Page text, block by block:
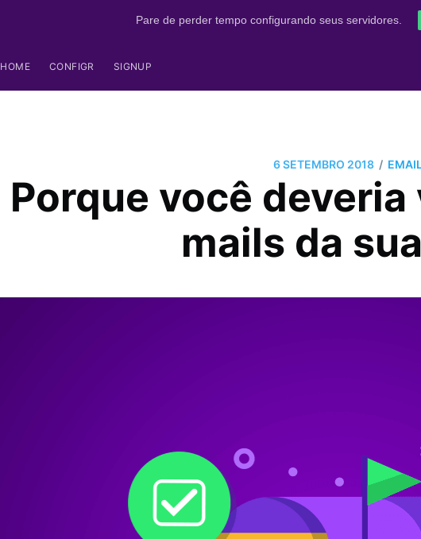
Pare de perder tempo configurando seus servidores.
HOME CONFIGR SIGNUP
6 SETEMBRO 2018 /
Porque você
mails da